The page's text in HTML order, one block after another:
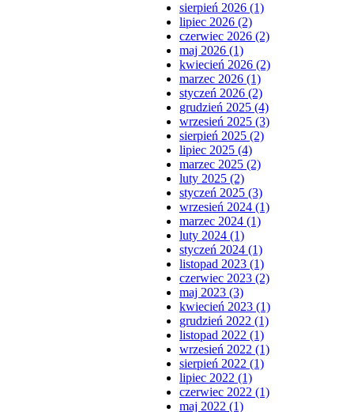
sierpień 2026 (1)
lipiec 2026 (2)
czerwiec 2026 (2)
maj 2026 (1)
kwiecień 2026 (2)
marzec 2026 (1)
styczeń 2026 (2)
grudzień 2025 (4)
wrzesień 2025 (3)
sierpień 2025 (2)
lipiec 2025 (4)
marzec 2025 (2)
luty 2025 (2)
styczeń 2025 (3)
wrzesień 2024 (1)
marzec 2024 (1)
luty 2024 (1)
styczeń 2024 (1)
listopad 2023 (1)
czerwiec 2023 (2)
maj 2023 (3)
kwiecień 2023 (1)
grudzień 2022 (1)
listopad 2022 (1)
wrzesień 2022 (1)
sierpień 2022 (1)
lipiec 2022 (1)
czerwiec 2022 (1)
maj 2022 (1)